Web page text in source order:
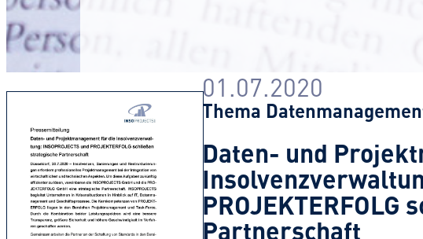
01.07.2020
Thema
Daten- und
Partnerschaft